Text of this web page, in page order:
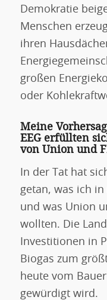
Demokratie
Menschen
ihren
großen
oder
Meine
EEG erfüllten
von Union und
In der Tat hat
getan, was ich
und was Union
wollten. Die
Investitionen in
Biogas zum
heute vom
gewürdigt wird.